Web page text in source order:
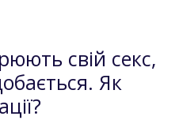
свій секс,
Як